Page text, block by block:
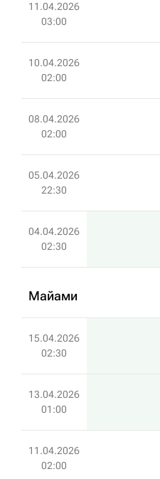
11.04.2026
03:00
10.04.2026
02:00
08.04.2026
02:00
05.04.2026
22:30
04.04.2026
02:30
Майами
15.04.2026
02:30
13.04.2026
01:00
11.04.2026
02:00